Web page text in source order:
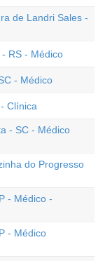
de Landri Sales -
RS - Médico
- Médico
Clínica
- SC - Médico
do Progresso
- Médico -
- Médico